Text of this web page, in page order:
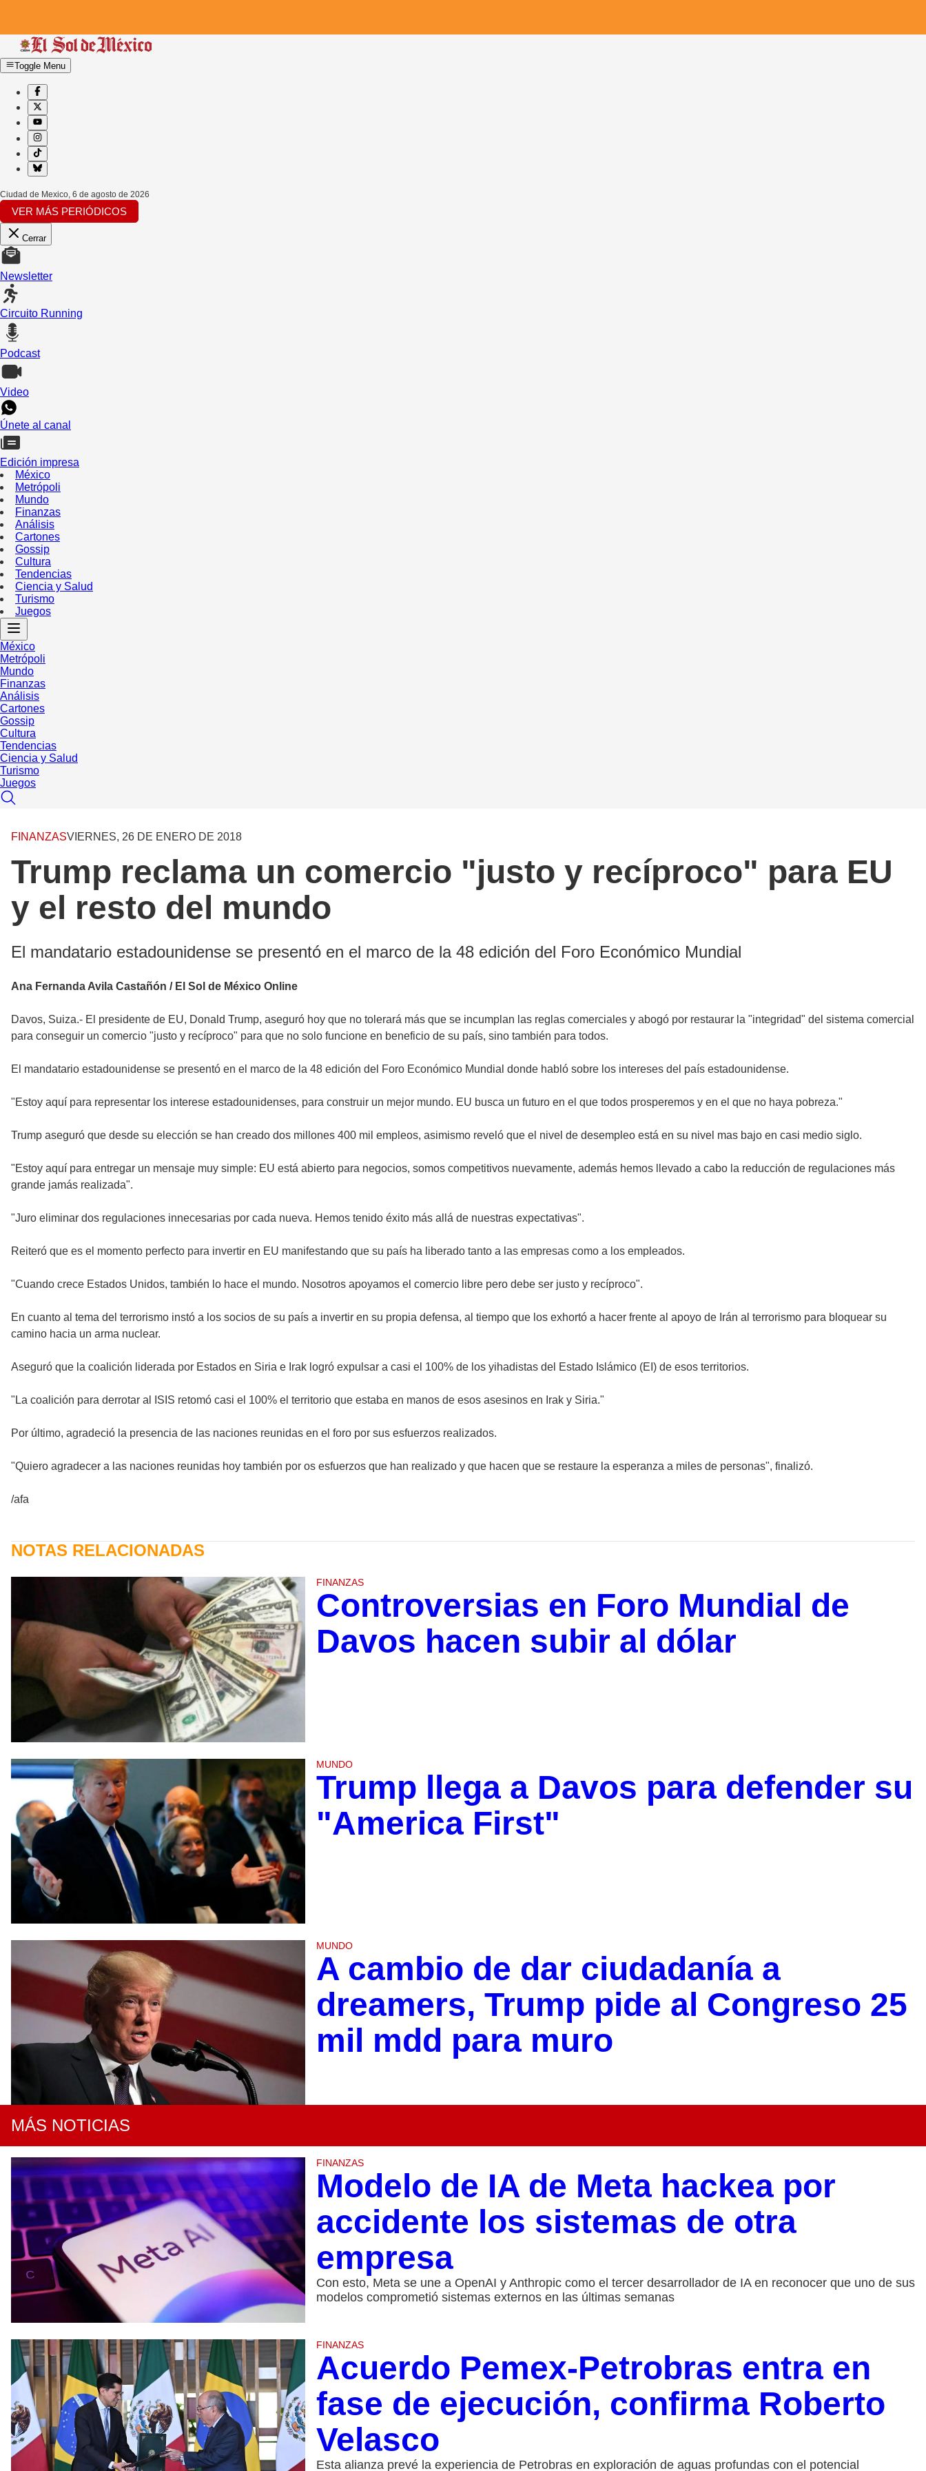
Toggle Menu
Ciudad de Mexico, 6 de agosto de 2026
VER MÁS PERIÓDICOS
Cerrar
Newsletter
Circuito Running
Podcast
Video
Únete al canal
Edición impresa
México
Metrópoli
Mundo
Finanzas
Análisis
Cartones
Gossip
Cultura
Tendencias
Ciencia y Salud
Turismo
Juegos
México
Metrópoli
Mundo
Finanzas
Análisis
Cartones
Gossip
Cultura
Tendencias
Ciencia y Salud
Turismo
Juegos
FINANZASVIERNES, 26 DE ENERO DE 2018
Trump reclama un comercio "justo y recíproco" para EU
y el resto del mundo
El mandatario estadounidense se presentó en el marco de la 48 edición del Foro Económico Mundial
Ana Fernanda Avila Castañón / El Sol de México Online
Davos, Suiza.- El presidente de EU, Donald Trump, aseguró hoy que no tolerará más que se incumplan las reglas comerciales y abogó por restaurar la "integridad" del sistema comercial
para conseguir un comercio "justo y recíproco" para que no solo funcione en beneficio de su país, sino también para todos.
El mandatario estadounidense se presentó en el marco de la 48 edición del Foro Económico Mundial donde habló sobre los intereses del país estadounidense.
"Estoy aquí para representar los interese estadounidenses, para construir un mejor mundo. EU busca un futuro en el que todos prosperemos y en el que no haya pobreza."
Trump aseguró que desde su elección se han creado dos millones 400 mil empleos, asimismo reveló que el nivel de desempleo está en su nivel mas bajo en casi medio siglo.
"Estoy aquí para entregar un mensaje muy simple: EU está abierto para negocios, somos competitivos nuevamente, además hemos llevado a cabo la reducción de regulaciones más
grande jamás realizada".
"Juro eliminar dos regulaciones innecesarias por cada nueva. Hemos tenido éxito más allá de nuestras expectativas".
Reiteró que es el momento perfecto para invertir en EU manifestando que su país ha liberado tanto a las empresas como a los empleados.
"Cuando crece Estados Unidos, también lo hace el mundo. Nosotros apoyamos el comercio libre pero debe ser justo y recíproco".
En cuanto al tema del terrorismo instó a los socios de su país a invertir en su propia defensa, al tiempo que los exhortó a hacer frente al apoyo de Irán al terrorismo para bloquear su
camino hacia un arma nuclear.
Aseguró que la coalición liderada por Estados en Siria e Irak logró expulsar a casi el 100% de los yihadistas del Estado Islámico (EI) de esos territorios.
"La coalición para derrotar al ISIS retomó casi el 100% el territorio que estaba en manos de esos asesinos en Irak y Siria."
Por último, agradeció la presencia de las naciones reunidas en el foro por sus esfuerzos realizados.
"Quiero agradecer a las naciones reunidas hoy también por os esfuerzos que han realizado y que hacen que se restaure la esperanza a miles de personas", finalizó.
/afa
NOTAS RELACIONADAS
FINANZAS
Controversias en Foro Mundial de
Davos hacen subir al dólar
MUNDO
Trump llega a Davos para defender su
"America First"
MUNDO
A cambio de dar ciudadanía a
dreamers, Trump pide al Congreso 25
mil mdd para muro
MÁS NOTICIAS
FINANZAS
Modelo de IA de Meta hackea por
accidente los sistemas de otra
empresa
Con esto, Meta se une a OpenAI y Anthropic como el tercer desarrollador de IA en reconocer que uno de sus
modelos comprometió sistemas externos en las últimas semanas
FINANZAS
Acuerdo Pemex-Petrobras entra en
fase de ejecución, confirma Roberto
Velasco
Esta alianza prevé la experiencia de Petrobras en exploración de aguas profundas con el potencial